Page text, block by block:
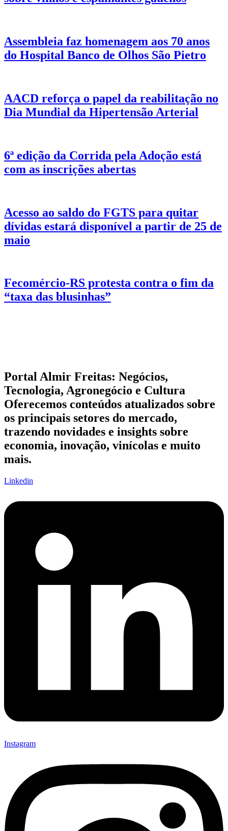
Assembleia faz homenagem aos 70 anos
do Hospital Banco de Olhos São Pietro
AACD reforça o papel da reabilitação no
Dia Mundial da Hipertensão Arterial
6ª edição da Corrida pela Adoção está
com as inscrições abertas
Acesso ao saldo do FGTS para quitar
dívidas estará disponível a partir de 25 de
maio
Fecomércio-RS protesta contra o fim da
“taxa das blusinhas”
Portal Almir Freitas: Negócios,
Tecnologia, Agronegócio e Cultura
Oferecemos conteúdos atualizados sobre
os principais setores do mercado,
trazendo novidades e insights sobre
economia, inovação, vinícolas e muito
mais.
Linkedin
Instagram